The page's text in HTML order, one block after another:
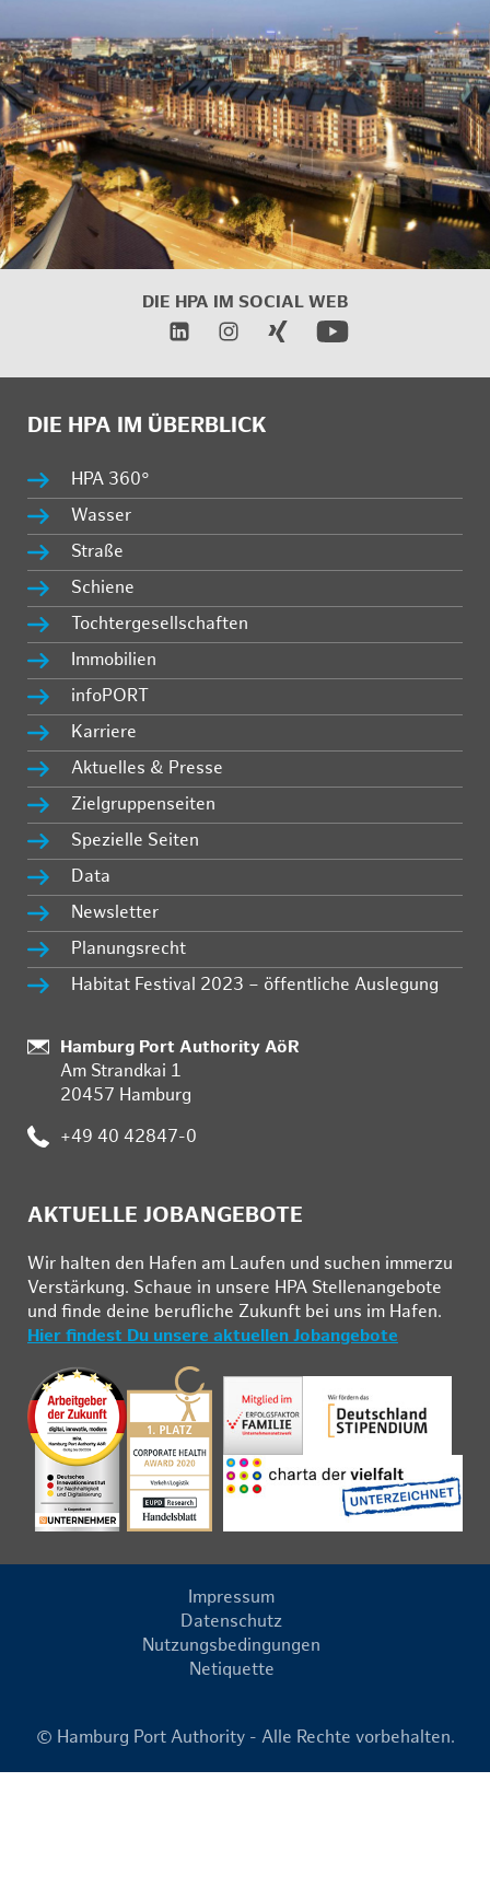
DIE HPA IM SOCIAL WEB
DIE HPA IM ÜBERBLICK
HPA 360°
Wasser
Straße
Schiene
Tochtergesellschaften
Immobilien
infoPORT
Karriere
Aktuelles & Presse
Zielgruppenseiten
Spezielle Seiten
Data
Newsletter
Planungsrecht
Habitat Festival 2023 – öffentliche Auslegung
:
Hamburg Port Authority AöR
Am Strandkai 1
20457 Hamburg
: +49 40 42847-0
AKTUELLE JOBANGEBOTE
Wir hal­ten den Ha­fen am Lau­fen und su­chen im­mer­zu
Ver­stär­kung. Schau­e in un­se­re HPA Stel­len­an­ge­bo­te
und fin­de deine be­ruf­li­che Zu­kunft bei uns im Ha­fen.
Hier findest Du unsere aktuellen Jobangebote
Impressum
Datenschutz
Nutzungsbedingungen
Netiquette
© Hamburg Port Authority - Alle Rechte vorbehalten.